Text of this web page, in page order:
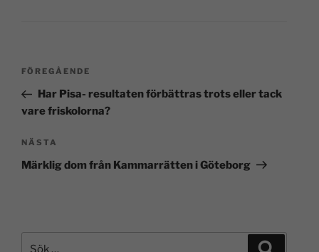
FÖREGÅENDE
Har Pisa- resultaten förbättras trots eller tack
vare friskolorna?
NÄSTA
Märklig dom från Kammarrätten i Göteborg